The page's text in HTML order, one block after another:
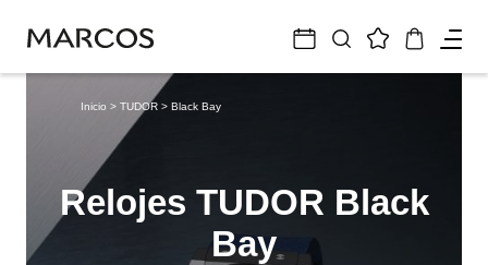
Inicio > TUDOR > Black Bay
Relojes TUDOR Black
Bay